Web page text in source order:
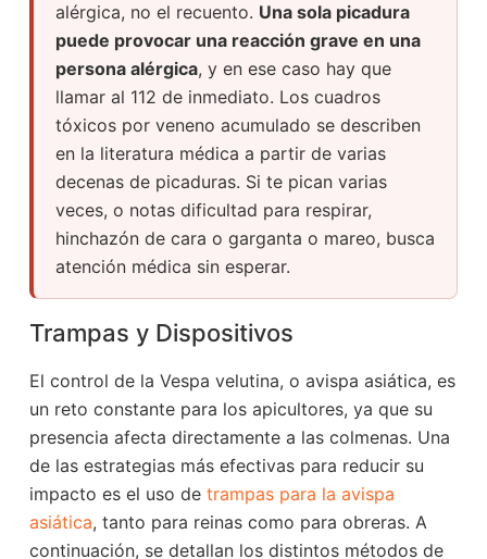
alérgica, no el recuento. Una sola picadura
puede provocar una reacción grave en una
persona alérgica, y en ese caso hay que
llamar al 112 de inmediato. Los cuadros
tóxicos por veneno acumulado se describen
en la literatura médica a partir de varias
decenas de picaduras. Si te pican varias
veces, o notas dificultad para respirar,
hinchazón de cara o garganta o mareo, busca
atención médica sin esperar.
Trampas y Dispositivos
El control de la Vespa velutina, o avispa asiática, es
un reto constante para los apicultores, ya que su
presencia afecta directamente a las colmenas. Una
de las estrategias más efectivas para reducir su
impacto es el uso de trampas para la avispa
asiática, tanto para reinas como para obreras. A
continuación, se detallan los distintos métodos de